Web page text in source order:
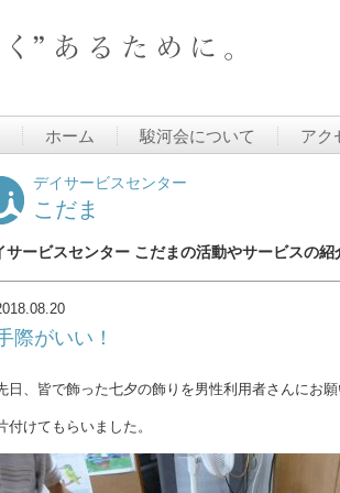
ホーム 駿河会について アク
デイサービスセンター
こだま
サービスセンター こだまの活動やサービスの紹
際がいい！
日、皆で飾った七夕の飾りを男性利用者さんにお
付けてもらいました。